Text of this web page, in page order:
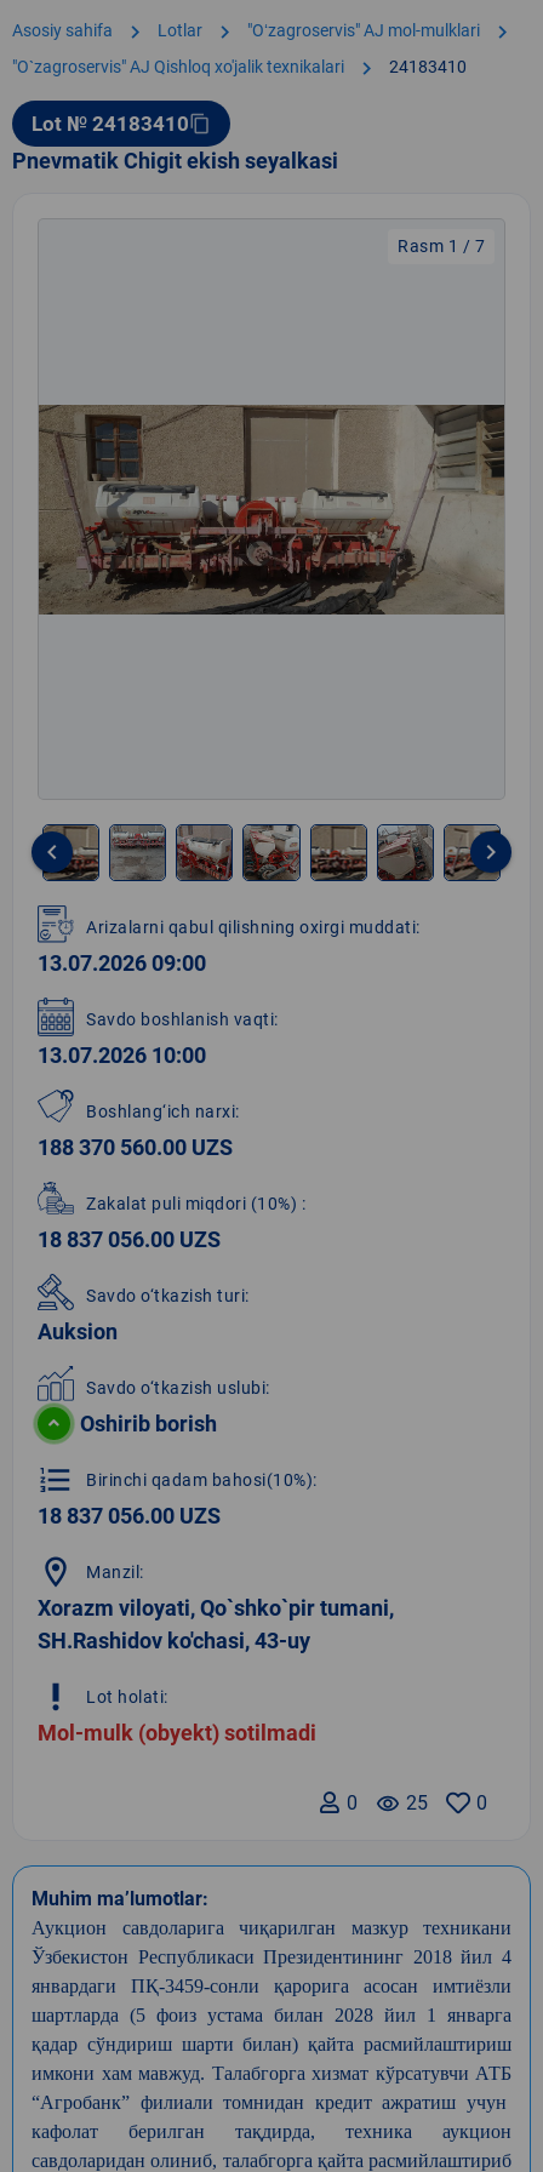
Asosiy sahifa chevron_right Lotlar chevron_right "Oʻzagroservis" AJ mol-mulklari chevron_right
"O`zagroservis" AJ Qishloq xo'jalik texnikalari chevron_right 24183410
Lot № 24183410content_copy
Pnevmatik Chigit ekish seyalkasi
Rasm 1 / 7
1
of
7
keyboard_arrow_left keyboard_arrow_right
Arizalarni qabul qilishning oxirgi muddati:
13.07.2026 09:00
Savdo boshlanish vaqti:
13.07.2026 10:00
Boshlang‘ich narxi:
188 370 560.00 UZS
Zakalat puli miqdori (10%) :
18 837 056.00 UZS
Savdo o‘tkazish turi:
Auksion
Savdo o‘tkazish uslubi:
Oshirib borish
format_list_numbered Birinchi qadam bahosi(10%):
18 837 056.00 UZS
location_on Manzil:
Xorazm viloyati, Qo`shko`pir tumani,
SH.Rashidov ko'chasi, 43-uy
priority_high Lot holati:
Mol-mulk (obyekt) sotilmadi
0
remove_red_eye 25
0
Muhim ma’lumotlar:
Аукцион савдоларига чиқарилган мазкур
техникани
Ўзбекистон Республикаси Президентининг 2018йил 4
январдаги
ПҚ-3459-сонли қарорига асосан
имтиёзли
шартларда (5 фоиз устама билан 2028 йил 1 январга
қадар сўндириш шарти билан)қайта расмийлаштириш
имкони хам мавжуд. Талабгорга хизмат кўрсатувчи АТБ
“Агробанк” филиали томнидан кредит ажратиш учун
кафолат
берилган тақдирда, техника
аукцион
савдоларидан олиниб, талабгорга қайта расмийлаштириб